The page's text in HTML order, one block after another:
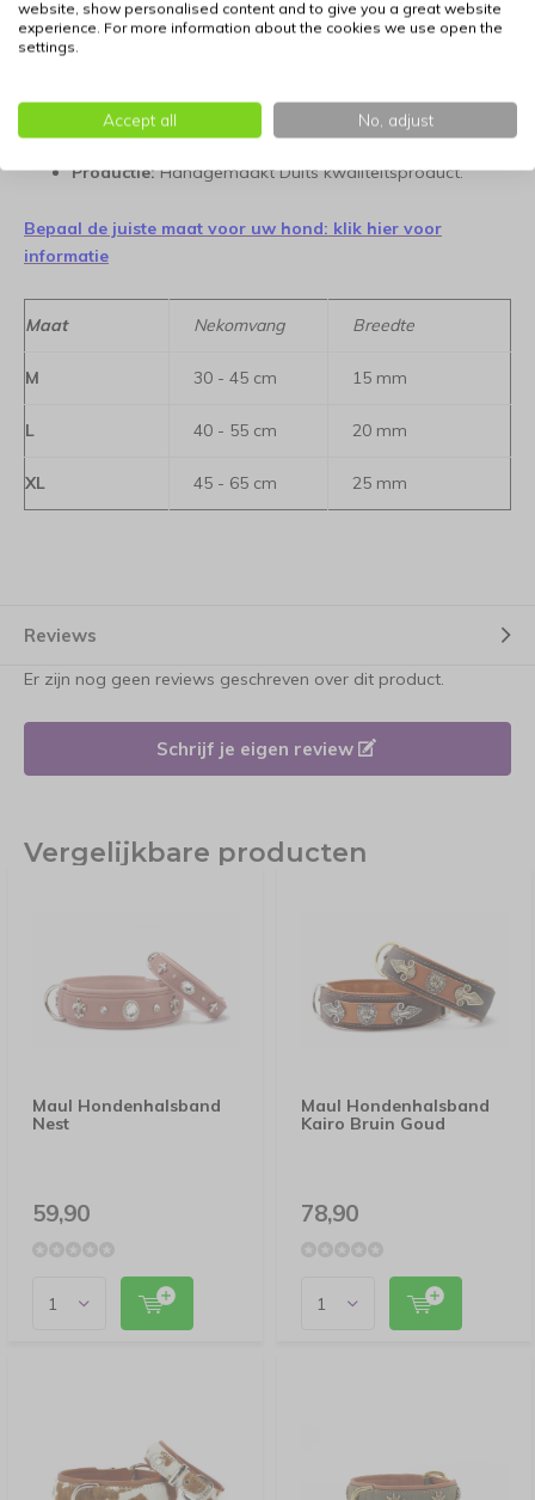
Kleur:
Sluiting:Stevige, klassieke metalen gesp.
Productie:Handgemaakt Duits kwaliteitsproduct.
Bepaal de juiste maat voor uw hond: klik hier voor
informatie
Maat Nekomvang Breedte
M 30 - 45 cm 15 mm
L 40 - 55 cm 20 mm
XL 45 - 65 cm 25 mm
Reviews
Er zijn nog geen reviews geschreven over dit product.
Schrijf je eigen review
Vergelijkbare producten
Maul Hondenhalsband
Nest
59,90
Maul Hondenhalsband
Kairo Bruin Goud
78,90
website, show personalised content and to give you a great website
experience. For more information about the cookies we use open the
settings.
Accept all No, adjust